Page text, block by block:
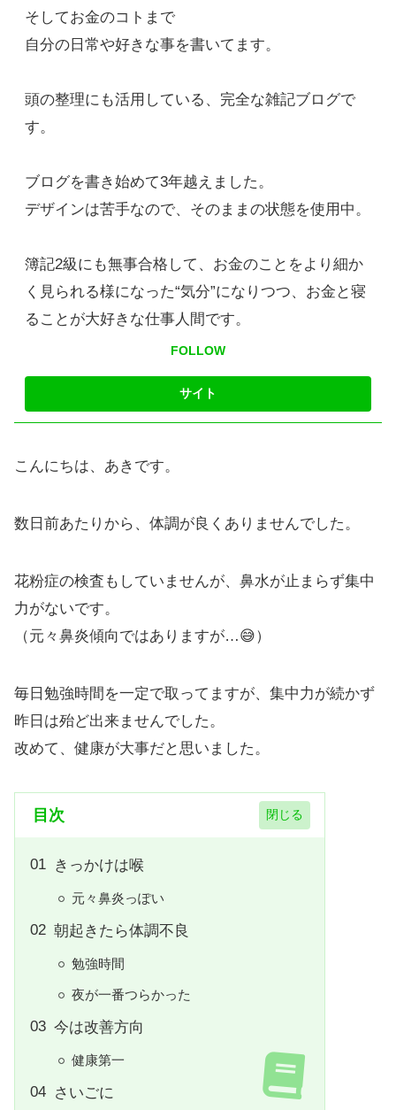
そしてお金のコトまで
自分の日常や好きな事を書いてます。
頭の整理にも活用している、完全な雑記ブログで
す。
ブログを書き始めて3年越えました。
デザインは苦手なので、そのままの状態を使用中。
簿記2級にも無事合格して、お金のことをより細か
く見られる様になった“気分”になりつつ、お金と寝
ることが大好きな仕事人間です。
FOLLOW
こんにちは、あきです。
数日前あたりから、体調が良くありませんでした。
花粉症の検査もしていませんが、鼻水が止まらず集中
力がないです。
（元々鼻炎傾向ではありますが…😅）
毎日勉強時間を一定で取ってますが、集中力が続かず
昨日は殆ど出来ませんでした。
改めて、健康が大事だと思いました。
目次
きっかけは喉
元々鼻炎っぽい
朝起きたら体調不良
勉強時間
夜が一番つらかった
今は改善方向
健康第一
さいごに